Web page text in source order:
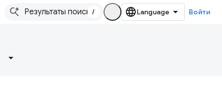
/ Войти